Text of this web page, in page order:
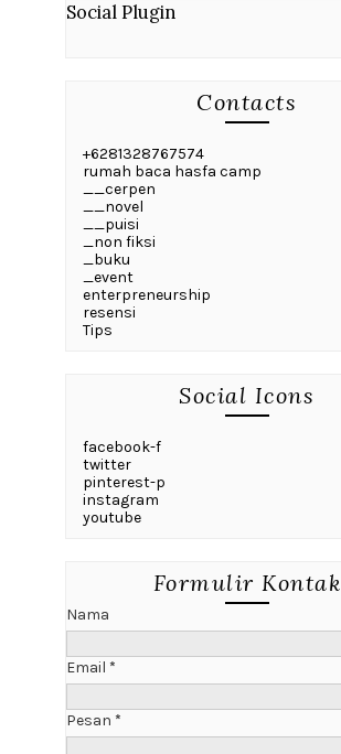
Social Plugin
Contacts
+6281328767574
rumah baca hasfa camp
__cerpen
__novel
__puisi
_non fiksi
_buku
_event
enterpreneurship
resensi
Tips
Social Icons
facebook-f
twitter
pinterest-p
instagram
youtube
Formulir Kontak
Nama
Email *
Pesan *